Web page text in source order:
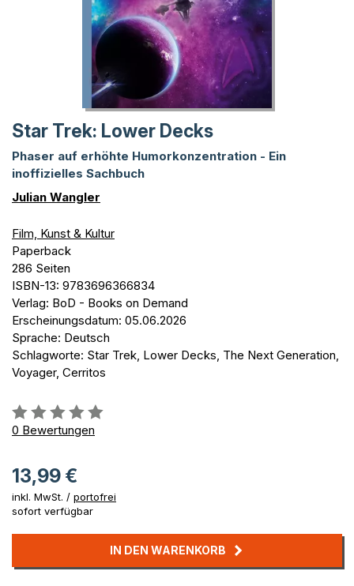
Star Trek: Lower Decks
Phaser auf erhöhte Humorkonzentration - Ein
inoffizielles Sachbuch
Julian Wangler
Film, Kunst & Kultur
Paperback
286 Seiten
ISBN-13: 9783696366834
Verlag: BoD - Books on Demand
Erscheinungsdatum: 05.06.2026
Sprache: Deutsch
Schlagworte: Star Trek, Lower Decks, The Next Generation,
Voyager, Cerritos
Bewertung::
0%
0 Bewertungen
13,99 €
inkl. MwSt. / portofrei
sofort verfügbar
IN DEN WARENKORB